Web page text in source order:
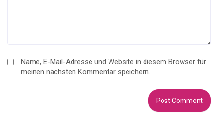
Name, E-Mail-Adresse und Website in diesem Browser für
meinen nächsten Kommentar speichern.